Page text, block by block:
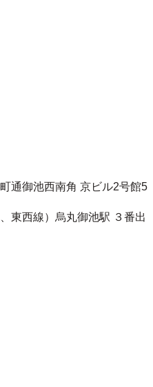
通御池西南角 京ビル2号館5
東西線）烏丸御池駅 ３番出